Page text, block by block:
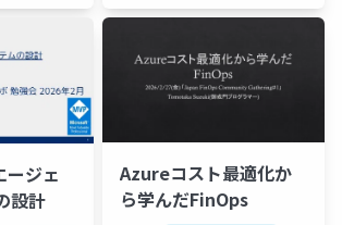
ージェ
設計
Azureコスト最適化か
ら学んだFinOps